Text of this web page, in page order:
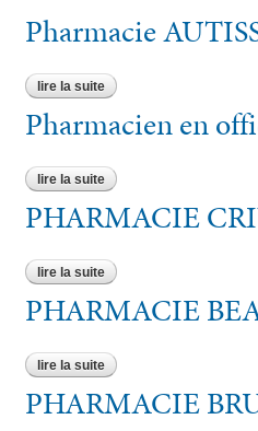
Pharmacie
lire la suite de pharmacie autissier
Pharmacien en
lire la suite de pharmacien en officine
PHARMACIE
lire la suite de pharmacie crivelli
PHARMACIE
lire la suite de pharmacie beauvais
PHARMACIE